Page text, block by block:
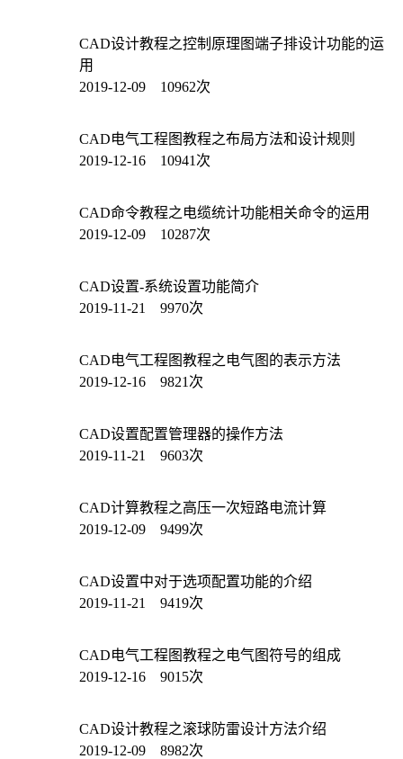
CAD设计教程之控制原理图端子排设计功能的运
用
2019-12-09 10962次
CAD电气工程图教程之布局方法和设计规则
2019-12-16 10941次
CAD命令教程之电缆统计功能相关命令的运用
2019-12-09 10287次
CAD设置-系统设置功能简介
2019-11-21 9970次
CAD电气工程图教程之电气图的表示方法
2019-12-16 9821次
CAD设置配置管理器的操作方法
2019-11-21 9603次
CAD计算教程之高压一次短路电流计算
2019-12-09 9499次
CAD设置中对于选项配置功能的介绍
2019-11-21 9419次
CAD电气工程图教程之电气图符号的组成
2019-12-16 9015次
CAD设计教程之滚球防雷设计方法介绍
2019-12-09 8982次